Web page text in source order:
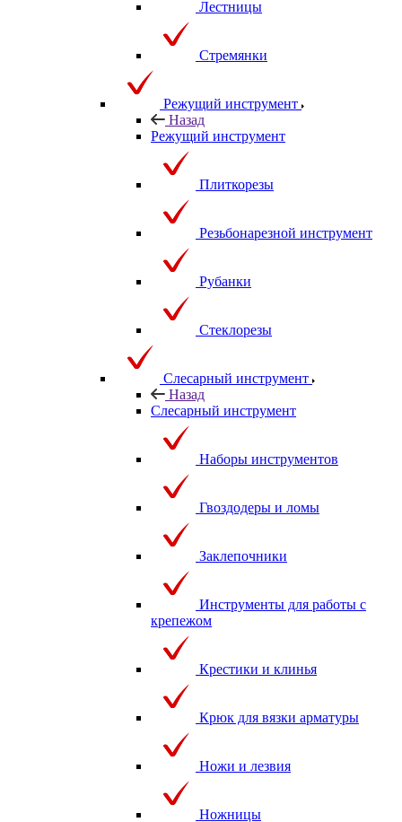
Лестницы
Стремянки
Режущий инструмент
Назад
Режущий инструмент
Плиткорезы
Резьбонарезной инструмент
Рубанки
Стеклорезы
Слесарный инструмент
Назад
Слесарный инструмент
Наборы инструментов
Гвоздодеры и ломы
Заклепочники
Инструменты для работы с
крепежом
Крестики и клинья
Крюк для вязки арматуры
Ножи и лезвия
Ножницы